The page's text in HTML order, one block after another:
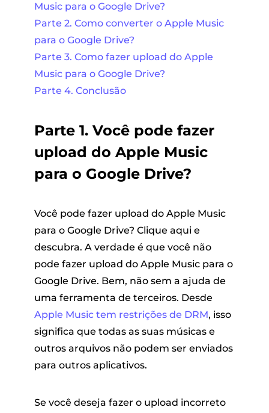
Music para o Google Drive?
Parte 2. Como converter o Apple Music
para o Google Drive?
Parte 3. Como fazer upload do Apple
Music para o Google Drive?
Parte 4. Conclusão
Parte 1. Você pode fazer
upload do Apple Music
para o Google Drive?
Você pode fazer upload do Apple Music
para o Google Drive? Clique aqui e
descubra. A verdade é que você não
pode fazer upload do Apple Music para o
Google Drive. Bem, não sem a ajuda de
uma ferramenta de terceiros. Desde
Apple Music tem restrições de DRM, isso
significa que todas as suas músicas e
outros arquivos não podem ser enviados
para outros aplicativos.
Se você deseja fazer o upload incorreto